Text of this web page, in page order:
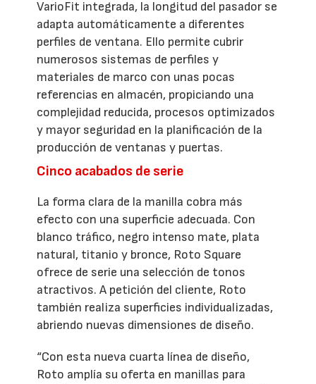
VarioFit integrada, la longitud del pasador se
adapta automáticamente a diferentes
perfiles de ventana. Ello permite cubrir
numerosos sistemas de perfiles y
materiales de marco con unas pocas
referencias en almacén, propiciando una
complejidad reducida, procesos optimizados
y mayor seguridad en la planificación de la
producción de ventanas y puertas.
Cinco acabados de serie
La forma clara de la manilla cobra más
efecto con una superficie adecuada. Con
blanco tráfico, negro intenso mate, plata
natural, titanio y bronce, Roto Square
ofrece de serie una selección de tonos
atractivos. A petición del cliente, Roto
también realiza superficies individualizadas,
abriendo nuevas dimensiones de diseño.
“Con esta nueva cuarta línea de diseño,
Roto amplía su oferta en manillas para